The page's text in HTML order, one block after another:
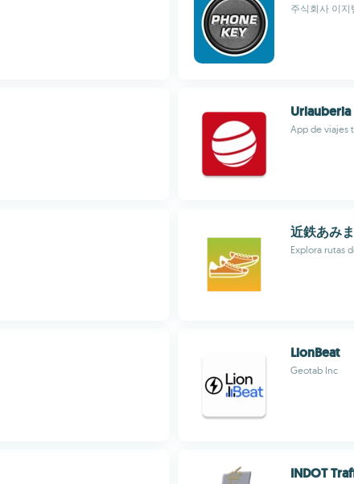
주식회사 이
Urlauberia
App de viajes
近鉄あみ
Explora rutas
LionBeat
Geotab Inc
INDOT